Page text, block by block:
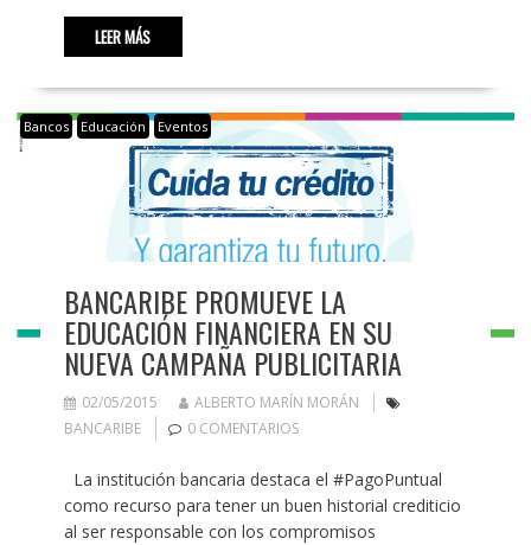
LEER MÁS
Bancos Educación Eventos
BANCARIBE PROMUEVE LA
EDUCACIÓN FINANCIERA EN SU
NUEVA CAMPAÑA PUBLICITARIA
02/05/2015
ALBERTO MARÍN MORÁN
BANCARIBE
0 COMENTARIOS
La institución bancaria destaca el #PagoPuntual
como recurso para tener un buen historial crediticio
al ser responsable con los compromisos